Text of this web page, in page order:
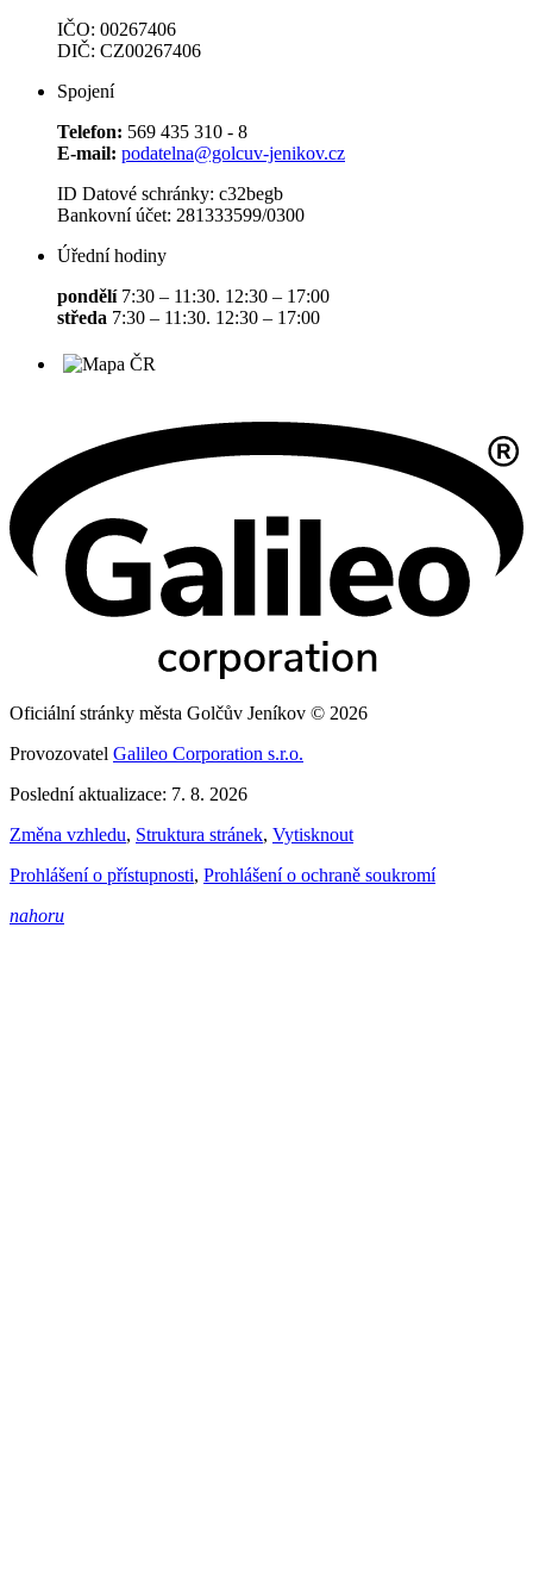
IČO: 00267406
DIČ: CZ00267406
Spojení
Telefon: 569 435 310 - 8
E-mail: podatelna@golcuv-jenikov.cz
ID Datové schránky: c32begb
Bankovní účet: 281333599/0300
Úřední hodiny
pondělí7:30 – 11:30. 12:30 – 17:00
středa 7:30 – 11:30. 12:30 – 17:00
Oficiální stránky města Golčův Jeníkov © 2026
Provozovatel Galileo Corporation s.r.o.
Poslední aktualizace: 7. 8. 2026
Změna vzhledu, Struktura stránek, Vytisknout
Prohlášení o přístupnosti, Prohlášení o ochraně soukromí
nahoru